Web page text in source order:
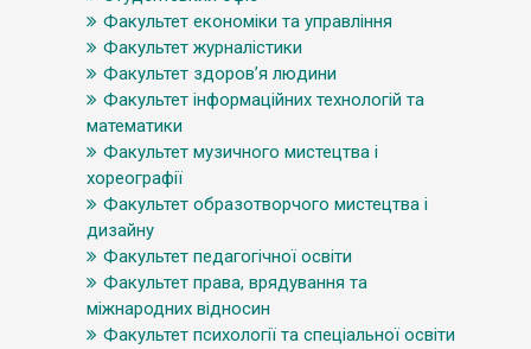
Факультет економіки та управління
Факультет журналістики
Факультет здоров’я людини
Факультет інформаційних технологій та
математики
Факультет музичного мистецтва і
хореографії
Факультет образотворчого мистецтва і
дизайну
Факультет педагогічної освіти
Факультет права, врядування та
міжнародних відносин
Факультет психології та спеціальної освіти